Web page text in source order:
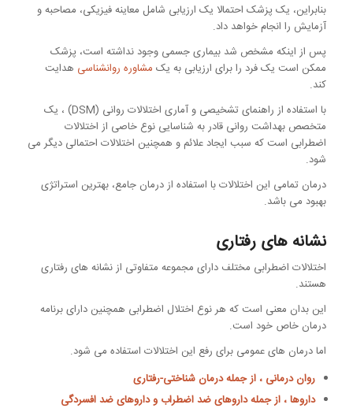
بنابراین، یک پزشک احتمالا یک ارزیابی شامل معاینه فیزیکی، مصاحبه و
آزمایش را انجام خواهد داد.
پس از اینکه مشخص شد بیماری جسمی وجود نداشته است، پزشک
ممکن است یک فرد را برای ارزیابی به یک مشاوره روانشناسی هدایت
کند.
با استفاده از راهنمای تشخیصی و آماری اختلالات روانی (DSM) ، یک
متخصص بهداشت روانی قادر به شناسایی نوع خاصی از اختلالات
اضطرابی است که سبب ایجاد علائم و همچنین اختلالات احتمالی دیگر می
شود.
درمان تمامی این اختلالات با استفاده از درمان جامع، بهترین استراتژی
بهبود می باشد.
نشانه های رفتاری
اختلالات اضطرابی مختلف دارای مجموعه متفاوتی از نشانه های رفتاری
هستند.
این بدان معنی است که هر نوع اختلال اضطرابی همچنین دارای برنامه
درمان خاص خود است.
اما درمان های عمومی برای رفع این اختلالات استفاده می شود.
روان درمانی ، از جمله درمان شناختی-رفتاری
داروها ، از جمله داروهای ضد اضطراب و داروهای ضد افسردگی